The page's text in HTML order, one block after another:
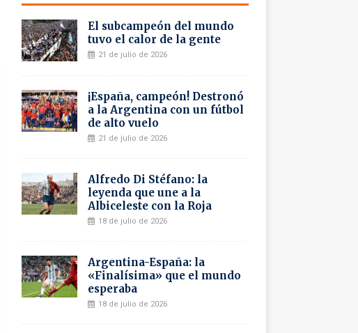
El subcampeón del mundo
tuvo el calor de la gente
21 de julio de 2026
¡España, campeón! Destronó
a la Argentina con un fútbol
de alto vuelo
21 de julio de 2026
Alfredo Di Stéfano: la
leyenda que une a la
Albiceleste con la Roja
18 de julio de 2026
Argentina-España: la
«Finalísima» que el mundo
esperaba
18 de julio de 2026